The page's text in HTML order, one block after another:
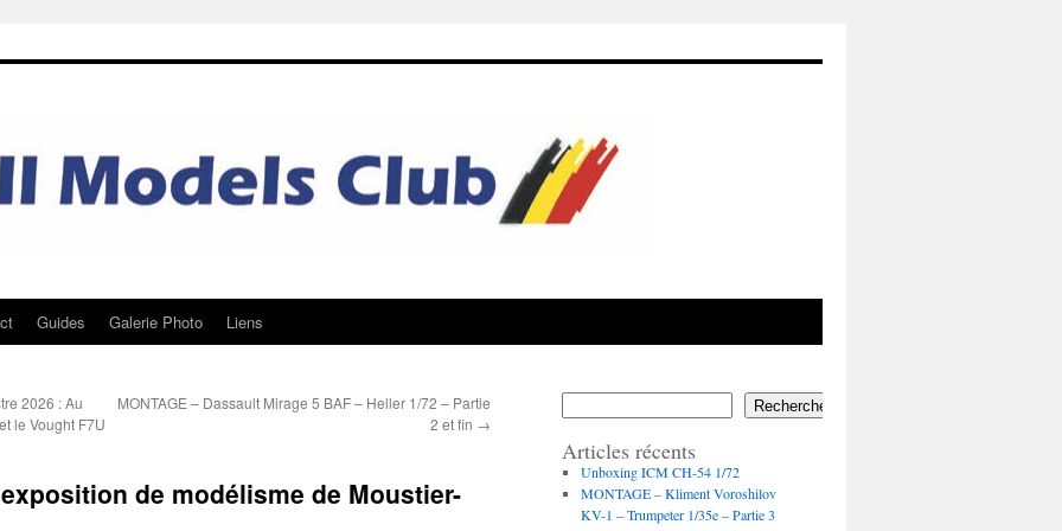
Guides Galerie Photo Liens
2026 : Au
le Vought F7U
MONTAGE – Dassault Mirage 5 BAF – Heller 1/72 – Partie
2 et fin →
de modélisme de Moustier-
Recherche
Articles récents
Unboxing ICM CH-54 1/72
MONTAGE – Kliment Voroshilov
KV-1 – Trumpeter 1/35e – Partie 3